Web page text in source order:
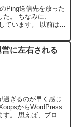
Ping送信先を放った
。 ちなみに、
ています。 以前は、
に左右される
過ぎるのが早く感じ
からWordPress
。 思えば、ブログ